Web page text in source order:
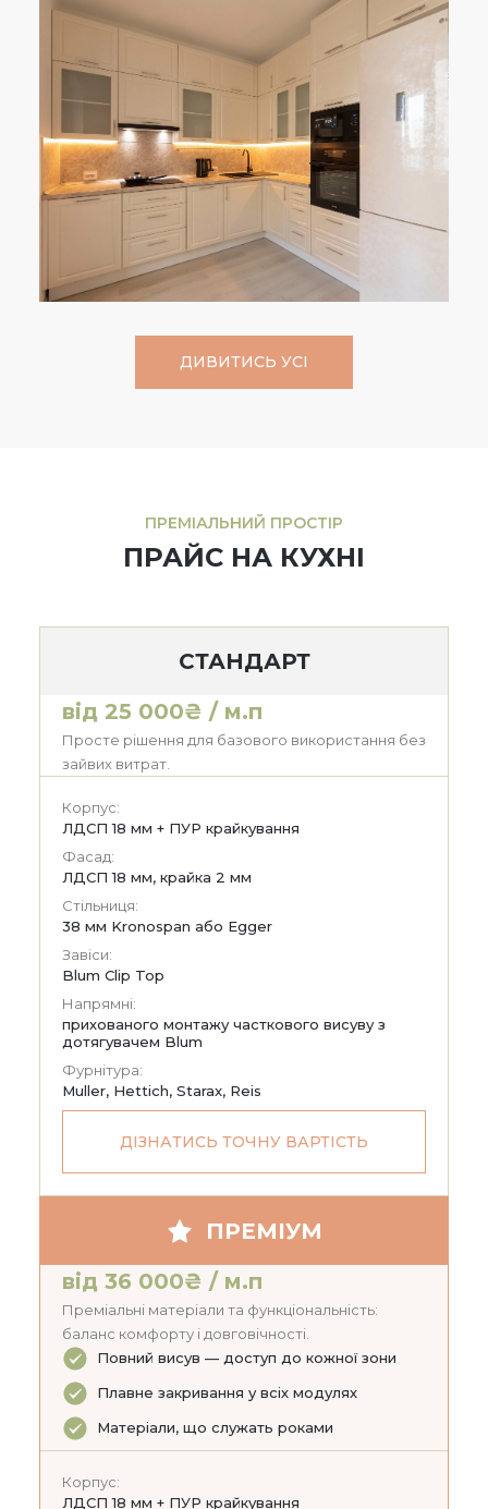
ДИВИТИСЬ УСІ
ПРЕМІАЛЬНИЙ ПРОСТІР
ПРАЙС НА КУХНІ
СТАНДАРТ
від 25 000₴ / м.п
Просте рішення для базового використання без
зайвих витрат.
Корпус:
ЛДСП 18 мм + ПУР крайкування
Фасад:
ЛДСП 18 мм, крайка 2 мм
Стільниця:
38 мм Kronospan або Egger
Завіси:
Blum Clip Top
Напрямні:
прихованого монтажу часткового висуву з
дотягувачем Blum
Фурнітура:
Muller, Hettich, Starax, Reis
ДІЗНАТИСЬ ТОЧНУ ВАРТІСТЬ
ПРЕМІУМ
від 36 000₴ / м.п
Преміальні матеріали та функціональність:
баланс комфорту і довговічності.
Повний висув — доступ до кожної зони
Плавне закривання у всіх модулях
Матеріали, що служать роками
Корпус:
ЛДСП 18 мм + ПУР крайкування